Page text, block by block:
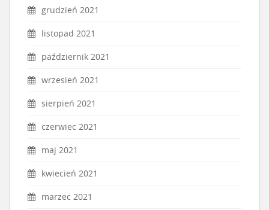
grudzień 2021
listopad 2021
październik 2021
wrzesień 2021
sierpień 2021
czerwiec 2021
maj 2021
kwiecień 2021
marzec 2021